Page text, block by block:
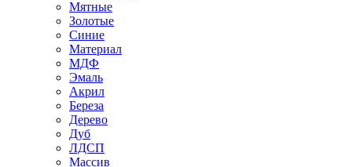
Мятные
Золотые
Синие
Материал
МДФ
Эмаль
Акрил
Береза
Дерево
Дуб
ЛДСП
Массив